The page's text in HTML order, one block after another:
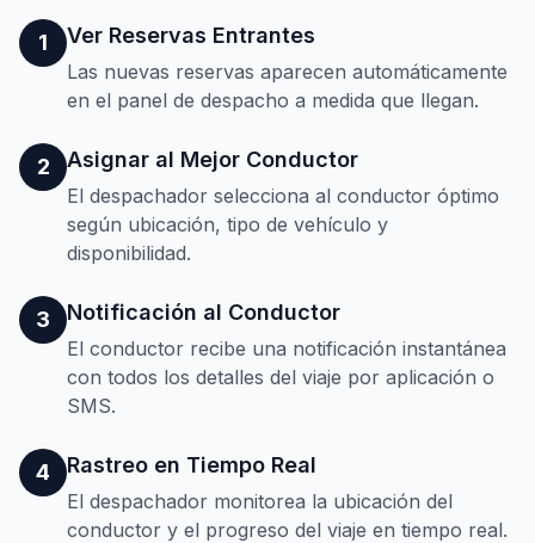
1 Ver Reservas Entrantes
Las nuevas reservas aparecen automáticamente
en el panel de despacho a medida que llegan.
2 Asignar al Mejor Conductor
El despachador selecciona al conductor óptimo
según ubicación, tipo de vehículo y
disponibilidad.
3 Notificación al Conductor
El conductor recibe una notificación instantánea
con todos los detalles del viaje por aplicación o
SMS.
4 Rastreo en Tiempo Real
El despachador monitorea la ubicación del
conductor y el progreso del viaje en tiempo real.